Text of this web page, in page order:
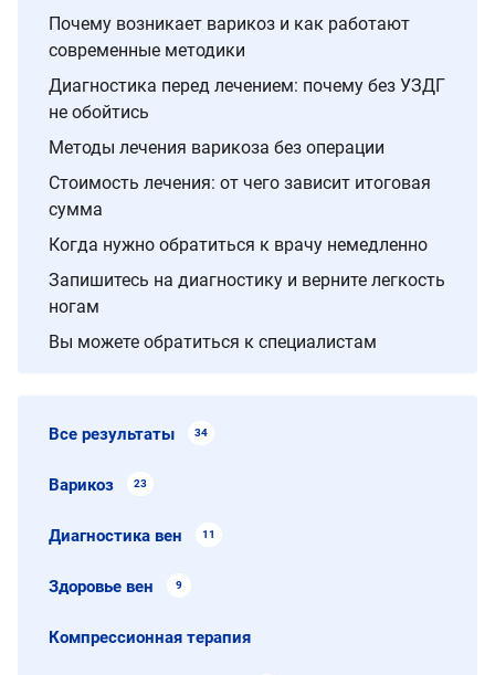
Почему возникает варикоз и как работают
современные методики
Диагностика перед лечением: почему без УЗДГ
не обойтись
Методы лечения варикоза без операции
Стоимость лечения: от чего зависит итоговая
сумма
Когда нужно обратиться к врачу немедленно
Запишитесь на диагностику и верните легкость
ногам
Вы можете обратиться к специалистам
Все результаты 34
Варикоз 23
Диагностика вен 11
Здоровье вен 9
Компрессионная терапия